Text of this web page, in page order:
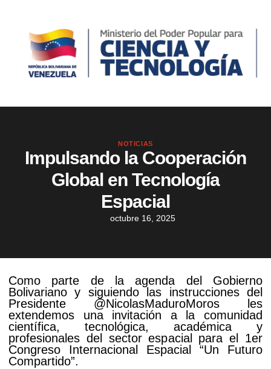
NOTICIAS
Impulsando la Cooperación
Global en Tecnología
Espacial
octubre 16, 2025
Como parte de la agenda del Gobierno
Bolivariano y siguiendo las instrucciones del
Presidente @NicolasMaduroMoros les
extendemos una invitación a la comunidad
científica, tecnológica, académica y
profesionales del sector espacial para el 1er
Congreso Internacional Espacial “Un Futuro
Compartido”.